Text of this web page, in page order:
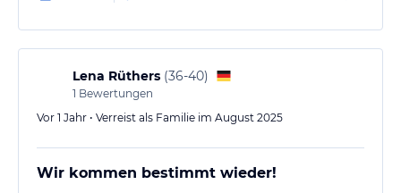
ausgetauscht werden, möblierter Balkon
Lena Rüthers (36-40)
1 Bewertungen
Vor 1 Jahr • Verreist als Familie im August 2025
Wir kommen bestimmt wieder!